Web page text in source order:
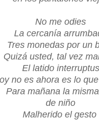
No me odies
La cercanía
Tres monedas por un
Quizá usted, tal vez
El latido interruptus
no es ahora es lo
Para mañana la
de niño
Malherido el gesto